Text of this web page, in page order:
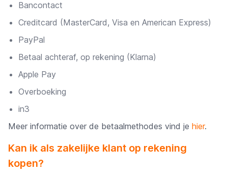
Bancontact
Creditcard (MasterCard, Visa en American Express)
PayPal
Betaal achteraf, op rekening (Klarna)
Apple Pay
Overboeking
in3
Meer informatie over de betaalmethodes vind je hier.
Kan ik als zakelijke klant op rekening
kopen?